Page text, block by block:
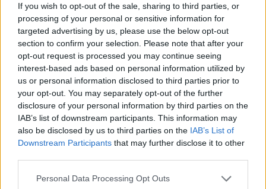
If you wish to opt-out of the sale, sharing to third parties, or
processing of your personal or sensitive information for
targeted advertising by us, please use the below opt-out
section to confirm your selection. Please note that after your
opt-out request is processed you may continue seeing
interest-based ads based on personal information utilized by
us or personal information disclosed to third parties prior to
your opt-out. You may separately opt-out of the further
disclosure of your personal information by third parties on the
IAB’s list of downstream participants. This information may
also be disclosed by us to third parties on the IAB’s List of
Downstream Participants that may further disclose it to other
Please note that this website/app uses one or more Google
Personal Data Processing Opt Outs
Az ukrán pilóták egyébként már 2023-ban is
tesztelhették a Gripent Svédországban. Ha a
mostani megállapodás teljes egészében
megvalósul, az Svédország történetének
egyik legnagyobb fegyverexportja lehet.
Itt vannak az első képek Oroszország
új lopakodó vadászrepülőgépéről